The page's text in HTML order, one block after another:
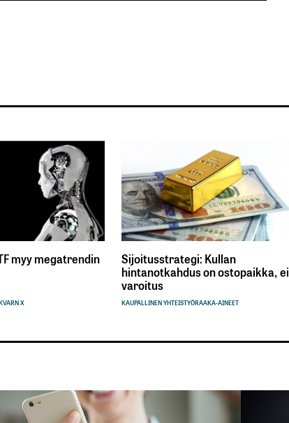
myy megatrendin
X
Sijoitusstrategi: Kullan
hintanotkahdus on ostopaikka, ei
varoitus
KAUPALLINEN YHTEISTYÖRAAKA-AINEET